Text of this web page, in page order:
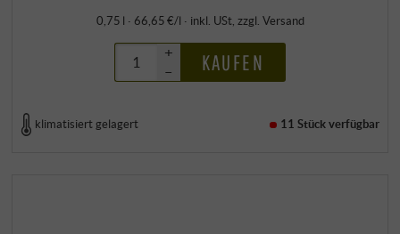
0,75 l · 66,65 €/l · inkl. USt, zzgl. Versand
+
–
KAUFEN
klimatisiert gelagert 11 Stückverfügbar